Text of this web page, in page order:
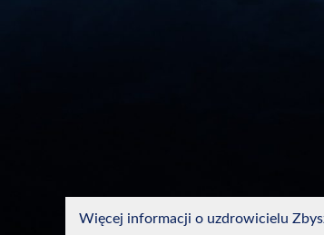
Więcej informacji o uzdrowicielu